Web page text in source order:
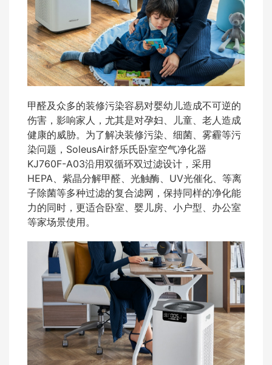
甲醛及众多的装修污染容易对婴幼儿造成不可逆的
伤害，影响家人，尤其是对孕妇、儿童、老人造成
健康的威胁。为了解决装修污染、细菌、雾霾等污
染问题，SoleusAir舒乐氏卧室空气净化器
KJ760F-A03沿用双循环双过滤设计，采用
HEPA、紫晶分解甲醛、光触酶、UV光催化、等离
子除菌等多种过滤的复合滤网，保持同样的净化能
力的同时，更适合卧室、婴儿房、小户型、办公室
等家场景使用。